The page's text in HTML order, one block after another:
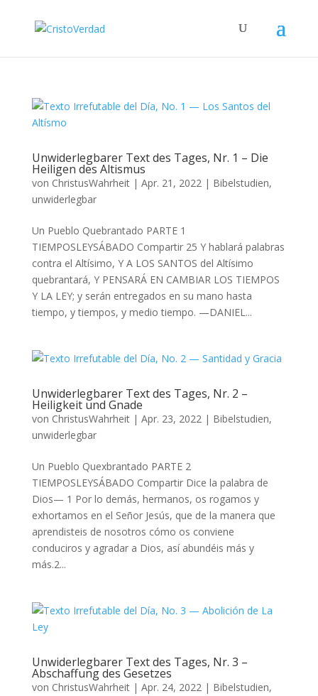
Unwiderlegbarer Text des Tages, Nr. 1 – Die
Heiligen des Altismus
von ChristusWahrheit| Apr. 21, 2022| Bibelstudien,
unwiderlegbar
Un Pueblo Quebrantado PARTE 1
TIEMPOSLEYSÁBADO Compartir 25 Y hablará palabras
contra el Altísimo, Y A LOS SANTOS del Altísimo
quebrantará, Y PENSARÁ EN CAMBIAR LOS TIEMPOS
Y LA LEY; y serán entregados en su mano hasta
tiempo, y tiempos, y medio tiempo. —DANIEL...
Unwiderlegbarer Text des Tages, Nr. 2 –
Heiligkeit und Gnade
von ChristusWahrheit| Apr. 23, 2022| Bibelstudien,
unwiderlegbar
Un Pueblo Quexbrantado PARTE 2
TIEMPOSLEYSÁBADO Compartir Dice la palabra de
Dios— 1 Por lo demás, hermanos, os rogamos y
exhortamos en el Señor Jesús, que de la manera que
aprendisteis de nosotros cómo os conviene
conduciros y agradar a Dios, así abundéis más y
más.2...
Unwiderlegbarer Text des Tages, Nr. 3 –
Abschaffung des Gesetzes
von ChristusWahrheit| Apr. 24, 2022| Bibelstudien,